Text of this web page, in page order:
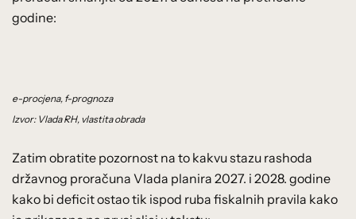
godine:
e-procjena, f-prognoza
Izvor: Vlada RH, vlastita obrada
Zatim obratite pozornost na to kakvu stazu rashoda
državnog proračuna Vlada planira 2027. i 2028. godine
kako bi deficit ostao tik ispod ruba fiskalnih pravila kako